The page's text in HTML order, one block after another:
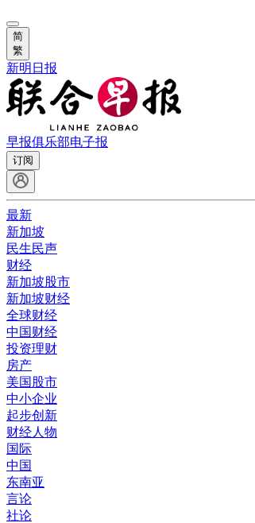
简
繁
新明日报
早报俱乐部电子报
订阅
最新
新加坡
民生民声
财经
新加坡股市
新加坡财经
全球财经
中国财经
投资理财
房产
美国股市
中小企业
起步创新
财经人物
国际
中国
东南亚
言论
社论